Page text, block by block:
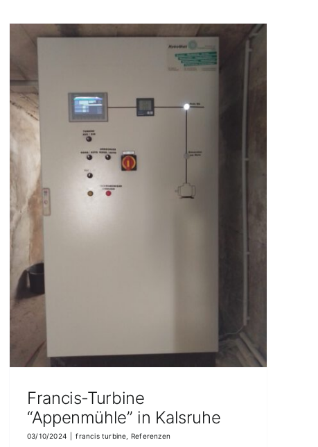
Francis-Turbine
“Appenmühle” in Kalsruhe
03/10/2024 francis turbine Referenzen